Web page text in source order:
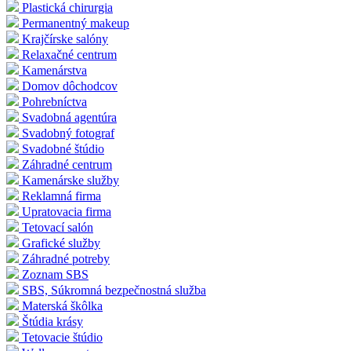
Plastická chirurgia
Permanentný makeup
Krajčírske salóny
Relaxačné centrum
Kamenárstva
Domov dôchodcov
Pohrebníctva
Svadobná agentúra
Svadobný fotograf
Svadobné štúdio
Záhradné centrum
Kamenárske služby
Reklamná firma
Upratovacia firma
Tetovací salón
Grafické služby
Záhradné potreby
Zoznam SBS
SBS, Súkromná bezpečnostná služba
Materská škôlka
Štúdia krásy
Tetovacie štúdio